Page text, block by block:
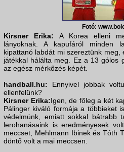
Fotó:
Kirsner Erika: A Korea elleni
lányoknak. A kapufáról minden
kipattanó labdát mi szereztünk
játékkal hálálta meg. Ez a 13 gólos
az egész mérkőzés képét.
handball.hu: Ennyivel jobbak
ellenfelünk?
Kirsner Erika:Igen, de főleg a két
Pálinger kiváló formája a többieket
védelmünk, emiatt sokkal bátrabb
lerohanásaink is eredményesek
meccset, Mehlmann Ibinek és Tóth
döntő volt a mai meccsen.